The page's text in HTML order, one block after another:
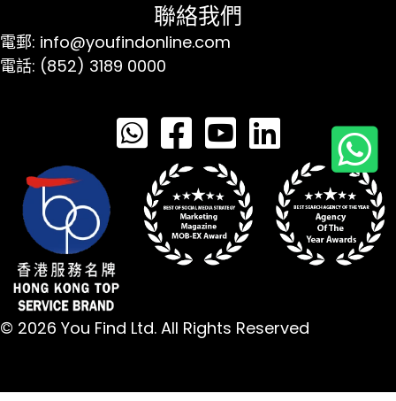
聯絡我們
電郵: info@youfindonline.com
電話: (852) 3189 0000
© 2026 You Find Ltd. All Rights Reserved